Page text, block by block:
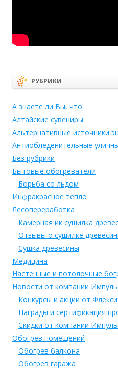
РУБРИКИ
А знаете ли Вы, что…
Алтайские сувениры
Альтернативные источники
Антиобледенительные
Без рубрики
Бытовые обогреватели
Борьба со льдом
Инфракрасное тепло
Лесопереработка
Камерная ик сушилка
Отзывы о сушилке
Сушка древесины
Медицина
Настенные и потолочные
Новости от компании
Конкурсы и акции от
Награды и сертификация
Скидки от компании
Обогрев помещений
Обогрев балкона
Обогрев гаража